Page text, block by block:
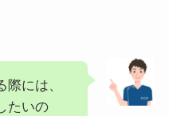
には、
たいの